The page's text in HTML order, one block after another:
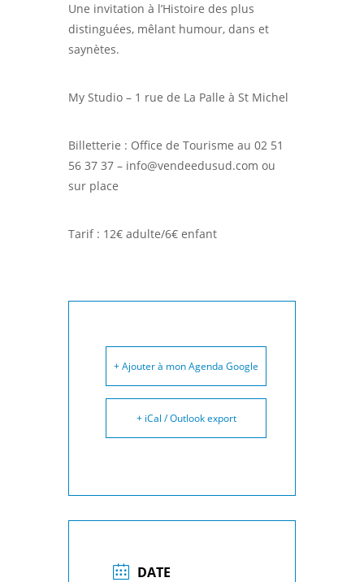
Une invitation à l’Histoire des plus
distinguées, mêlant humour, dans et
saynètes.
My Studio – 1 rue de La Palle à St Michel
Billetterie : Office de Tourisme au 02 51
56 37 37 – info@vendeedusud.com ou
sur place
Tarif : 12€ adulte/6€ enfant
+ Ajouter à mon Agenda Google
+ iCal / Outlook export
DATE